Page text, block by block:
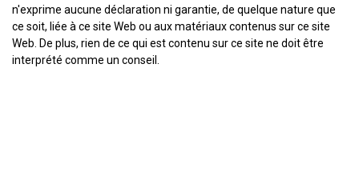
n'exprime aucune déclaration ni garantie, de quelque nature que
ce soit, liée à ce site Web ou aux matériaux contenus sur ce site
Web. De plus, rien de ce qui est contenu sur ce site ne doit être
interprété comme un conseil.